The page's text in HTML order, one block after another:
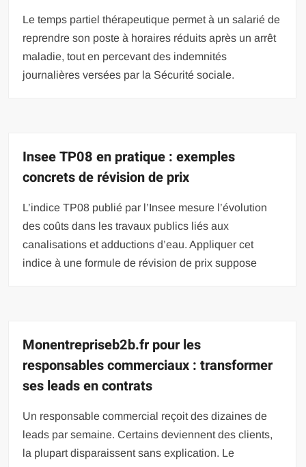
Le temps partiel thérapeutique permet à un salarié de
reprendre son poste à horaires réduits après un arrêt
maladie, tout en percevant des indemnités
journalières versées par la Sécurité sociale.
Insee TP08 en pratique : exemples
concrets de révision de prix
L’indice TP08 publié par l’Insee mesure l’évolution
des coûts dans les travaux publics liés aux
canalisations et adductions d’eau. Appliquer cet
indice à une formule de révision de prix suppose
Monentrepriseb2b.fr pour les
responsables commerciaux : transformer
ses leads en contrats
Un responsable commercial reçoit des dizaines de
leads par semaine. Certains deviennent des clients,
la plupart disparaissent sans explication. Le